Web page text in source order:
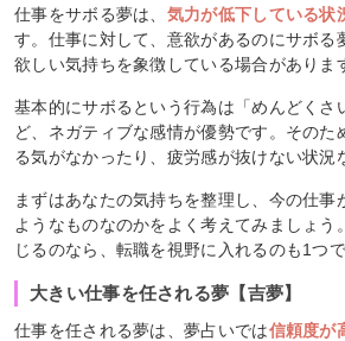
仕事をサボる夢は、 気力が低下している状
す。仕事に対して、意欲があるのにサボる
欲しい気持ちを象徴している場合がありま
基本的にサボるという行為は「めんどくさ
ど、ネガティブな感情が優勢です。そのた
る気がなかったり、疲労感が抜けない状況
まずはあなたの気持ちを整理し、今の仕事
ようなものなのかをよく考えてみましょう
じるのなら、転職を視野に入れるのも1つで
大きい仕事を任される夢【吉夢】
仕事を任される夢は、夢占いでは信頼度が